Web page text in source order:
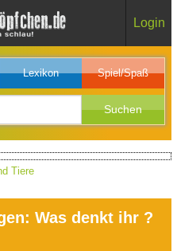
Login
Lexikon Spiel/Spaß
Tiere
Was denkt ihr ?